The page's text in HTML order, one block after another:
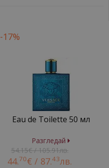
-17%
Eau de Toilette 50 мл
Разгледай
54.15€ / 105.91лв.
44.70€ / 87.43лв.